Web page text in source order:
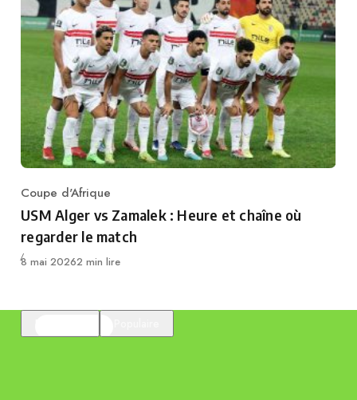
Category
Coupe d'Afrique
USM Alger vs Zamalek : Heure et chaîne où
regarder le match
Publié
8 mai 20262 min lire